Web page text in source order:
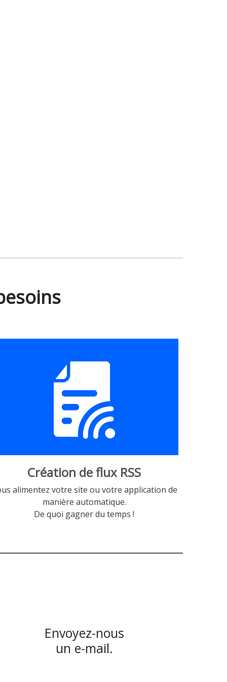
Création de flux RSS
alimentez votre site ou votre application de
manière automatique.
De quoi gagner du temps !
Envoyez-nous
un e-mail.